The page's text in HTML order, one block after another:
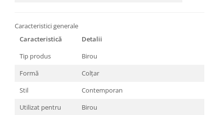
Caracteristici generale
Caracteristică
Detalii
Tip produs
Birou
Formă
Colțar
Stil
Contemporan
Utilizat pentru
Birou